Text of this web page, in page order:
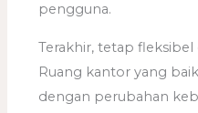
pengguna.
Terakhir, tetap fleksibel
Ruang kantor yang
dengan perubahan